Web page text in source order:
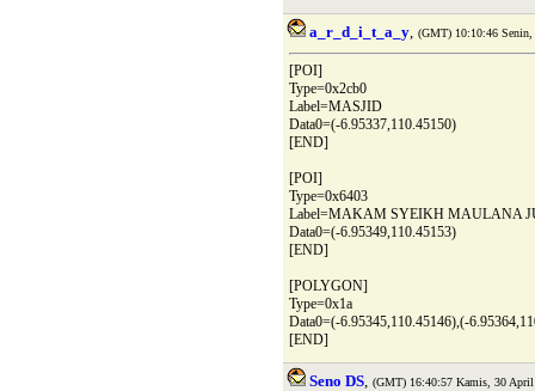
a_r_d_i_t_a_y, (GMT) 10:10:46
[POI]
Type=0x2cb0
Label=MASJID
Data0=(-6.95337,110.45150)
[END]
[POI]
Type=0x6403
Label=MAKAM SYEIKH MAULANA
Data0=(-6.95349,110.45153)
[END]
[POLYGON]
Type=0x1a
Data0=(-6.95345,110.45146),(-
[END]
Seno DS, (GMT) 16:40:57 Kamis, 30 April